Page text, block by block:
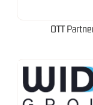
OTT